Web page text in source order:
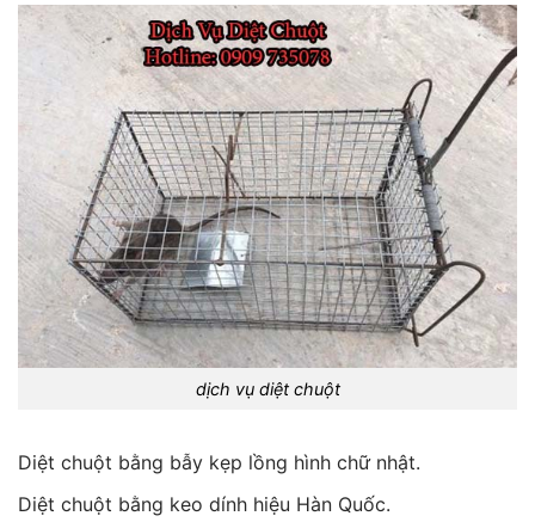
dịch vụ diệt chuột
Diệt chuột bằng bẫy kẹp lồng hình chữ nhật.
Diệt chuột bằng keo dính hiệu Hàn Quốc.